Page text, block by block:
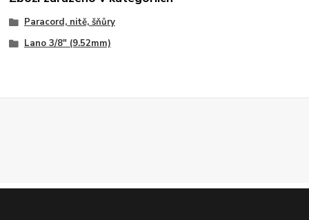
Paracord, nitě, šňůry
Lano 3/8" (9.52mm)